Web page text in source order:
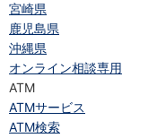
宮崎県
鹿児島県
沖縄県
オンライン相談専用
ATM
ATMサービス
ATM検索